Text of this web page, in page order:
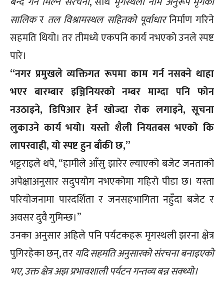
सालिकर तल विश्रामस्थल सहितको पूर्वाधारनिर्माण गरिने
सहमति थियो। तर तीमध्ये एकपनि कार्य नभएको उनले स्पष्ट
पारे।
“नगर प्रमुखले व्यक्तिगत रूपमा काम गर्न नसक्ने थाहा
भएर बारम्बार इञ्जिनियरको नम्बर माग्दा पनि फोन
नउठाइने, डिपिआर हेर्न खोज्दा रोक लगाइने, सूचना
लुकाउने कार्य भयो। यस्तो शैली नियतबस भएको कि
लापरवाही, यो स्पष्ट हुन बाँकी छ,”
भट्टराइले थपे, “हामीले आँसु झारेर ल्याएको बजेट जनताको
अपेक्षाअनुसार सदुपयोग नभएकोमा गहिरो पीडा छ। यस्ता
परियोजनामा पारदर्शिता र जनसहभागिता नहुँदा बजेट र
अवसर दुवै गुमिन्छ।”
उनका अनुसार अहिले पनि पर्यटकहरू मृगस्थली झरना क्षेत्र
पुगिरहेका छन्, तरयदि सहमति अनुसारको संरचना बनाइएको
भए, उक्त क्षेत्र अझ प्रभावशाली पर्यटन गन्तव्य बन्न सक्थ्यो।